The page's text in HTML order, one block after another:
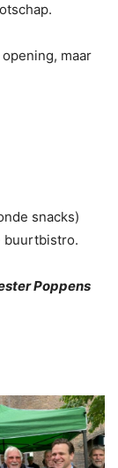
maar
snacks)
buurtbistro.
Poppens